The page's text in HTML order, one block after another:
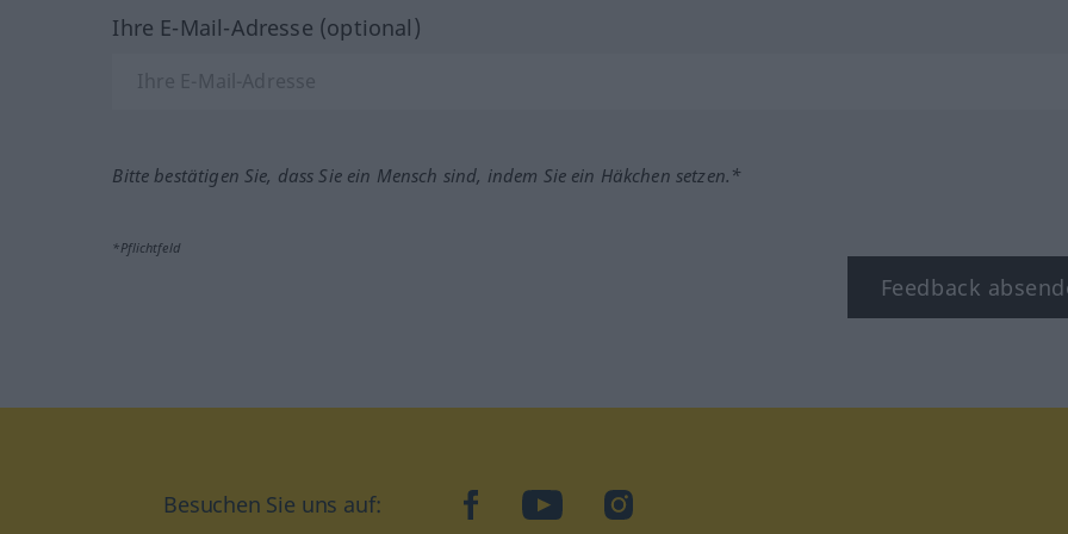
Ihre E-Mail-Adresse (optional)
Bitte bestätigen Sie, dass Sie ein Mensch sind, indem Sie ein Häkchen setzen.*
*Pflichtfeld
Feedback
Besuchen Sie uns auf: facebookYouTubeInstagram